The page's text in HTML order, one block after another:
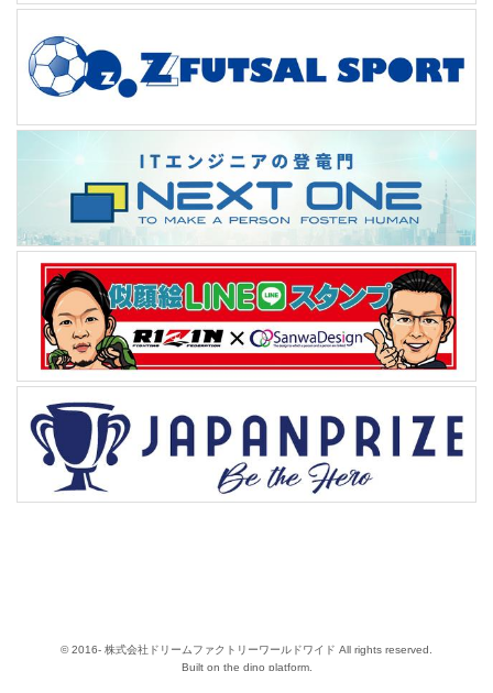
© 2016- 株式会社ドリームファクトリーワールドワイド All rights reserved.
Built on the dino platform.